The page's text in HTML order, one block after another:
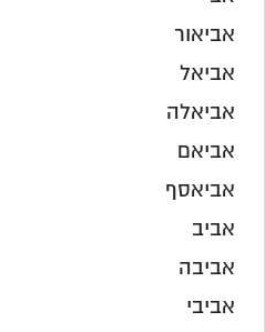
אביאור
אביאל
אביאלה
אביאם
אביאסף
אביב
אביבה
אביבי